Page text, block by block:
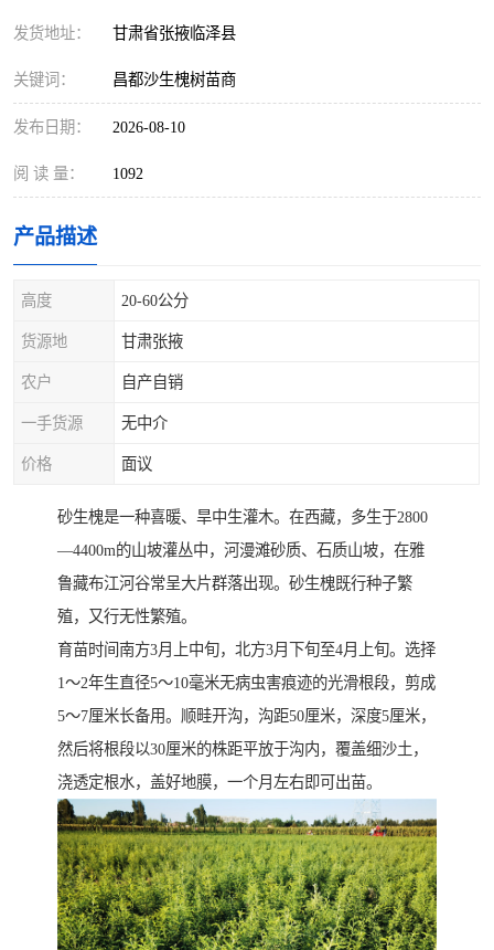
发货地址： 甘肃省张掖临泽县
关键词： 昌都沙生槐树苗商
发布日期： 2026-08-10
阅 读 量： 1092
产品描述
高度 20-60公分
货源地 甘肃张掖
农户 自产自销
一手货源 无中介
价格 面议
砂生槐是一种喜暖、旱中生灌木。在西藏，多生于2800
—4400m的山坡灌丛中，河漫滩砂质、石质山坡，在雅
鲁藏布江河谷常呈大片群落出现。砂生槐既行种子繁
殖，又行无性繁殖。
育苗时间南方3月上中旬，北方3月下旬至4月上旬。选择
1～2年生直径5～10毫米无病虫害痕迹的光滑根段，剪成
5～7厘米长备用。顺畦开沟，沟距50厘米，深度5厘米，
然后将根段以30厘米的株距平放于沟内，覆盖细沙土，
浇透定根水，盖好地膜，一个月左右即可出苗。